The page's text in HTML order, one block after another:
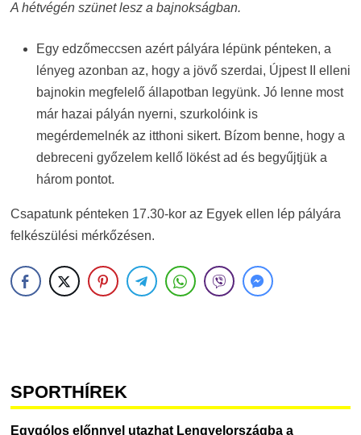
A hétvégén szünet lesz a bajnokságban.
Egy edzőmeccsen azért pályára lépünk pénteken, a
lényeg azonban az, hogy a jövő szerdai, Újpest II elleni
bajnokin megfelelő állapotban legyünk. Jó lenne most
már hazai pályán nyerni, szurkolóink is
megérdemelnék az itthoni sikert. Bízom benne, hogy a
debreceni győzelem kellő lökést ad és begyűjtjük a
három pontot.
Csapatunk pénteken 17.30-kor az Egyek ellen lép pályára
felkészülési mérkőzésen.
SPORTHÍREK
Egygólos előnnyel utazhat Lengyelországba a